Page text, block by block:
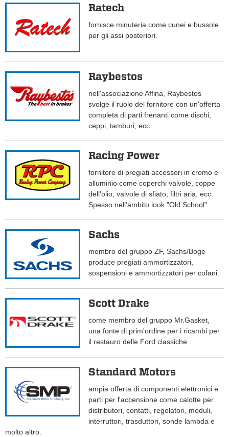
Ratech
fornisce minuteria come cunei e bussole
per gli assi posteriori.
Raybestos
nell'associazione Affina, Raybestos
svolge il ruolo del fornitore con un'offerta
completa di parti frenanti come dischi,
ceppi, tamburi, ecc.
Racing Power
fornitore di pregiati accessori in cromo e
alluminio come coperchi valvole, coppe
dell'olio, valvole di sfiato, filtri aria, ecc.
Spesso nell'ambito look "Old School".
Sachs
membro del gruppo ZF, Sachs/Boge
produce pregiati ammortizzatori,
sospensioni e ammortizzatori per cofani.
Scott Drake
come membro del gruppo Mr.Gasket,
una fonte di prim'ordine per i ricambi per
il restauro delle Ford classiche.
Standard Motors
ampia offerta di componenti elettronici e
parti per l'accensione come calotte per
distributori, contatti, regolatori, moduli,
interruttori, trasduttori, sonde lambda e
molto altro.